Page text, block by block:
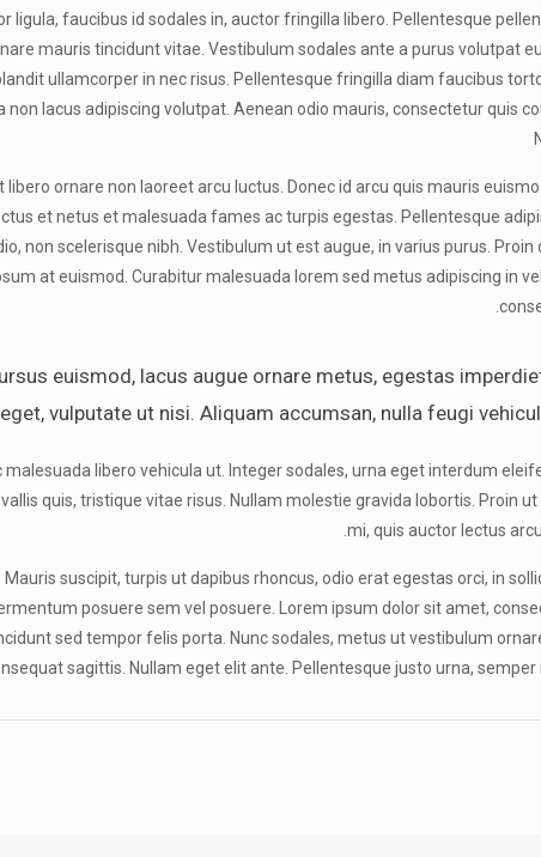
ligula, faucibus id sodales in, auctor fringilla libero. Pellentesque
mauris tincidunt vitae. Vestibulum sodales ante a purus volutpat
ullamcorper in nec risus. Pellentesque fringilla diam faucibus
non lacus adipiscing volutpat. Aenean odio mauris, consectetur quis
libero ornare non laoreet arcu luctus. Donec id arcu quis mauris
et netus et malesuada fames ac turpis egestas. Pellentesque
non scelerisque nibh. Vestibulum ut est augue, in varius purus.
at euismod. Curabitur malesuada lorem sed metus adipiscing
euismod, lacus augue ornare metus, egestas
vulputate ut nisi. Aliquam accumsan, nulla feugi
libero vehicula ut. Integer sodales, urna eget interdum
quis, tristique vitae risus. Nullam molestie gravida lobortis.
mi, quis auctor lectus
suscipit, turpis ut dapibus rhoncus, odio erat egestas orci, in
posuere sem vel posuere. Lorem ipsum dolor sit amet,
sed tempor felis porta. Nunc sodales, metus ut vestibulum
sagittis. Nullam eget elit ante. Pellentesque justo urna,